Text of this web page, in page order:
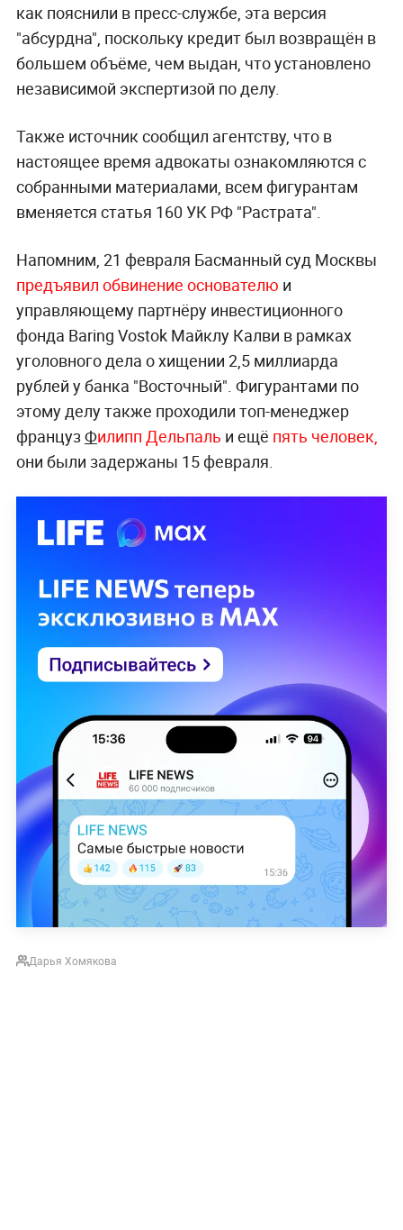
как пояснили в пресс-службе, эта версия
"абсурдна", поскольку кредит был возвращён в
большем объёме, чем выдан, что установлено
независимой экспертизой по делу.
Также источник сообщил агентству, что в
настоящее время адвокаты ознакомляются с
собранными материалами, всем фигурантам
вменяется статья 160 УК РФ "Растрата".
Напомним, 21 февраля Басманный суд Москвы
предъявил обвинение основателю и
управляющему партнёру инвестиционного
фонда Baring Vostok Майклу Калви в рамках
уголовного дела о хищении 2,5 миллиарда
рублей у банка "Восточный". Фигурантами по
этому делу также проходили топ-менеджер
французФилипп Дельпаль и ещё пять человек,
они были задержаны 15 февраля.
Дарья Хомякова